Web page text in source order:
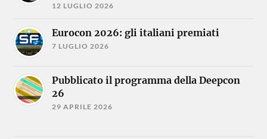
12 LUGLIO 2026
Eurocon 2026: gli italiani premiati
7 LUGLIO 2026
Pubblicato il programma della Deepcon
26
29 APRILE 2026